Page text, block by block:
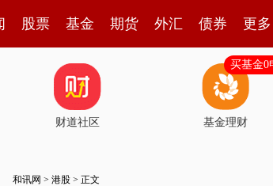
股票 基金 期货 外汇 债券 更多
财道社区 基金理财
买基金0
和讯网 > 港股 > 正文